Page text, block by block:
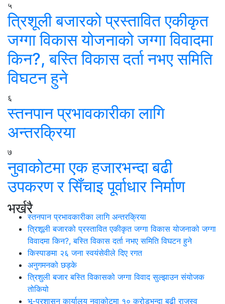
५
त्रिशूली बजारको प्रस्तावित एकीकृत
जग्गा विकास योजनाको जग्गा विवादमा
किन?, बस्ति विकास दर्ता नभए समिति
विघटन हुने
६
स्तनपान प्रभावकारीका लागि
अन्तरक्रिया
७
नुवाकोटमा एक हजारभन्दा बढी
उपकरण र सिँचाइ पूर्वाधार निर्माण
भर्खरैस्तनपान प्रभावकारीका लागि अन्तरक्रिया
त्रिशूली बजारको प्रस्तावित एकीकृत जग्गा विकास योजनाको जग्गा
विवादमा किन?, बस्ति विकास दर्ता नभए समिति विघटन हुने
किस्पाङमा २६ जना स्वयंसेवीले दिए रगत
अनुगमनको छड्के
त्रिशुली बजार बस्ति विकासको जग्गा विवाद सुल्झाउन संयोजक
तोकियो
भू-प्रशासन कार्यालय नुवाकोटमा १० करोडभन्दा बढी राजस्व